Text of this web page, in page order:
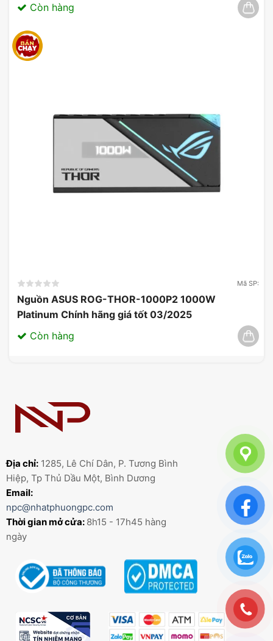
Còn hàng
Mã SP:
Nguồn ASUS ROG-THOR-1000P2 1000W
Platinum Chính hãng giá tốt 03/2025
Còn hàng
Địa chỉ: 1285, Lê Chí Dân, P. Tương Bình
Hiệp, Tp Thủ Dầu Một, Bình Dương
Email:
npc@nhatphuongpc.com
Thời gian mở cửa: 8h15 - 17h45 hàng
ngày